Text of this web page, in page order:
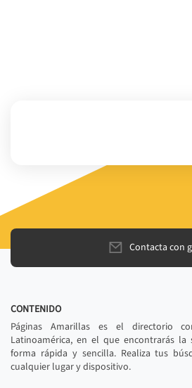
Contacta con
CONTENIDO
Páginas Amarillas es el directorio
Latinoamérica, en el que encontrarás la
forma rápida y sencilla. Realiza tus
cualquier lugar y dispositivo.